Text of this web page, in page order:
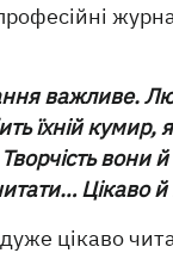
важливе.
їхній кумир,
вони
Цікаво
цікаво